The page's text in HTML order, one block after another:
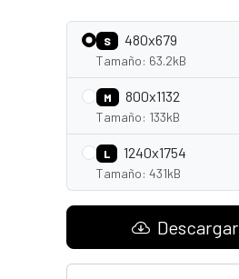
S 480x679
Tamaño: 63.2kB
M 800x1132
Tamaño: 133kB
L 1240x1754
Tamaño: 431kB
Descargar